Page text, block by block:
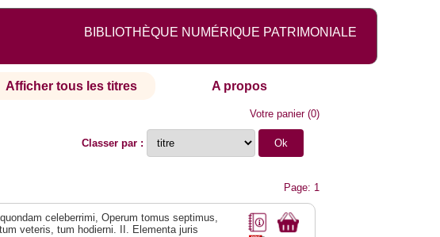
BIBLIOTHÈQUE NUMÉRIQUE PATRIMONIALE
Afficher tous les titres A propos
Votre panier(0)
Classer par :
Page: 1
celeberrimi, Operum tomus septimus,
veteris, tum hodierni. II. Elementa juris